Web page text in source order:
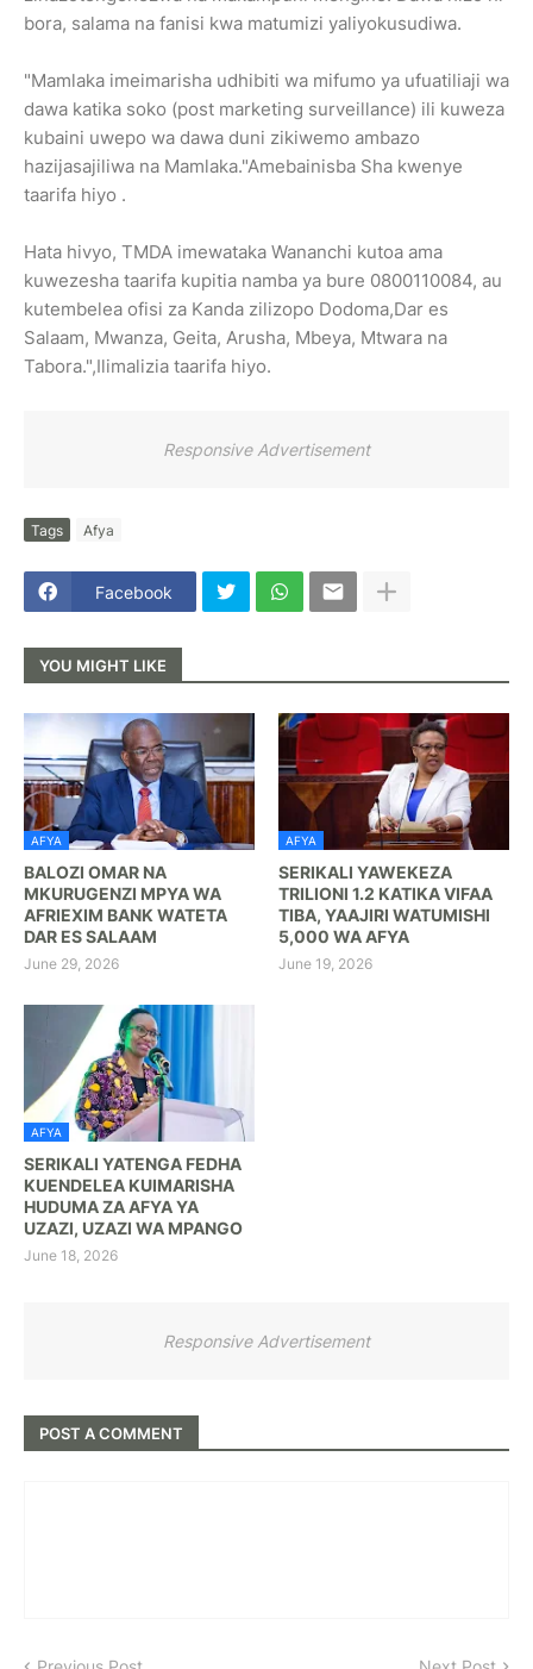
bora, salama na fanisi kwa matumizi yaliyokusudiwa.
"Mamlaka imeimarisha udhibiti wa mifumo ya ufuatiliaji wa
dawa katika soko (post marketing surveillance) ili kuweza
kubaini uwepo wa dawa duni zikiwemo ambazo
hazijasajiliwa na Mamlaka."Amebainisba Sha kwenye
taarifa hiyo .
Hata hivyo, TMDA imewataka Wananchi kutoa ama
kuwezesha taarifa kupitia namba ya bure 0800110084, au
kutembelea ofisi za Kanda zilizopo Dodoma,Dar es
Salaam, Mwanza, Geita, Arusha, Mbeya, Mtwara na
Tabora.",Ilimalizia taarifa hiyo.
Responsive Advertisement
Tags Afya
Facebook
YOU MIGHT LIKE
AFYA
BALOZI OMAR NA
MKURUGENZI MPYA WA
AFRIEXIM BANK WATETA
DAR ES SALAAM
June 29, 2026
AFYA
SERIKALI YAWEKEZA
TRILIONI 1.2 KATIKA VIFAA
TIBA, YAAJIRI WATUMISHI
5,000 WA AFYA
June 19, 2026
AFYA
SERIKALI YATENGA FEDHA
KUENDELEA KUIMARISHA
HUDUMA ZA AFYA YA
UZAZI, UZAZI WA MPANGO
June 18, 2026
Responsive Advertisement
POST A COMMENT